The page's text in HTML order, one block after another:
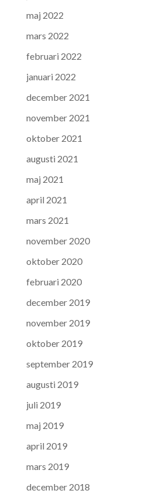
maj 2022
mars 2022
februari 2022
januari 2022
december 2021
november 2021
oktober 2021
augusti 2021
maj 2021
april 2021
mars 2021
november 2020
oktober 2020
februari 2020
december 2019
november 2019
oktober 2019
september 2019
augusti 2019
juli 2019
maj 2019
april 2019
mars 2019
december 2018